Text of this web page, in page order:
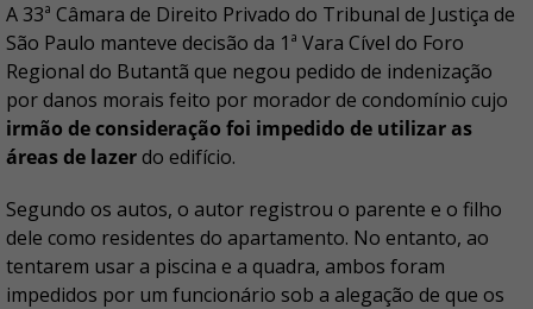
A 33ª Câmara de Direito Privado do Tribunal de Justiça de
São Paulo manteve decisão da 1ª Vara Cível do Foro
Regional do Butantã que negou pedido de indenização
por danos morais feito por morador de condomínio cujo
irmão de consideração foi impedido de utilizar as
áreas de lazerdo edifício.
Segundo os autos, o autor registrou o parente e o filho
dele como residentes do apartamento. No entanto, ao
tentarem usar a piscina e a quadra, ambos foram
impedidos por um funcionário sob a alegação de que os